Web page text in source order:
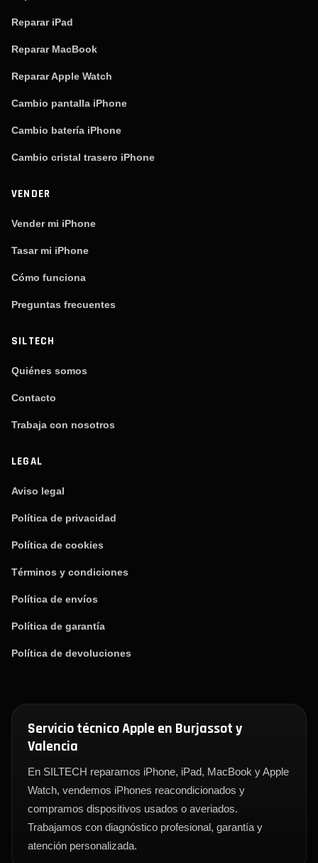
Reparar iPad
Reparar MacBook
Reparar Apple Watch
Cambio pantalla iPhone
Cambio batería iPhone
Cambio cristal trasero iPhone
VENDER
Vender mi iPhone
Tasar mi iPhone
Cómo funciona
Preguntas frecuentes
SILTECH
Quiénes somos
Contacto
Trabaja con nosotros
LEGAL
Aviso legal
Política de privacidad
Política de cookies
Términos y condiciones
Política de envíos
Política de garantía
Política de devoluciones
Servicio técnico Apple en Burjassot y
Valencia
En SILTECH reparamos iPhone, iPad, MacBook y Apple
Watch, vendemos iPhones reacondicionados y
compramos dispositivos usados o averiados.
Trabajamos con diagnóstico profesional, garantía y
atención personalizada.